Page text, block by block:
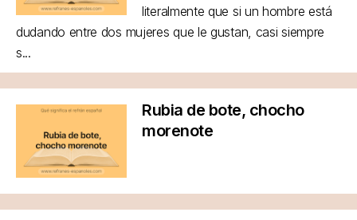
literalmente que si un hombre está
dudando entre dos mujeres que le gustan, casi siempre
s...
Rubia de bote, chocho
morenote